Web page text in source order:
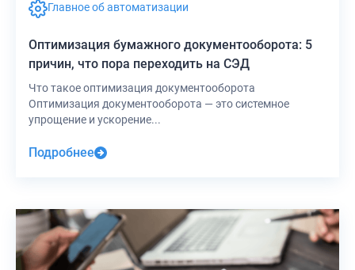
Главное об автоматизации
Оптимизация бумажного документооборота: 5
причин, что пора переходить на СЭД
Что такое оптимизация документооборота
Оптимизация документооборота — это системное
упрощение и ускорение...
Подробнее